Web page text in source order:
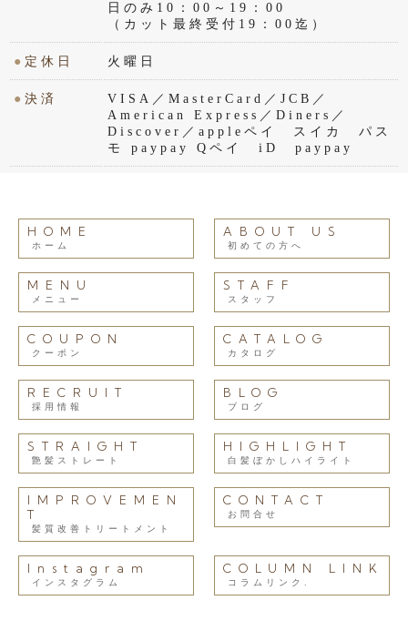
日のみ10：00～19：00
（カット最終受付19：00迄）
● 定休日 火曜日
●決済
VISA／MasterCard／JCB／
American Express／Diners／
Discover／appleペイ スイカ パス
モ paypay Qペイ iD paypay
HOME
ホーム
ABOUT US
初めての方へ
MENU
メニュー
STAFF
スタッフ
COUPON
クーポン
CATALOG
カタログ
RECRUIT
採用情報
BLOG
ブログ
STRAIGHT
艶髪ストレート
HIGHLIGHT
白髪ぼかしハイライト
IMPROVEMEN
T
髪質改善トリートメント
CONTACT
お問合せ
Instagram
インスタグラム
COLUMN LINK
コラムリンク.